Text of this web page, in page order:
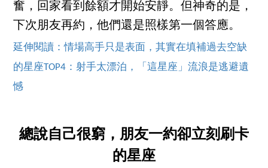
奮，回家看到餘額才開始安靜。但神奇的是，
下次朋友再約，他們還是照樣第一個答應。
延伸閱讀：情場高手只是表面，其實在填補過去空缺
的星座TOP4：射手太漂泊，「這星座」流浪是逃避遺
憾
總說自己很窮，朋友一約卻立刻刷卡
的星座